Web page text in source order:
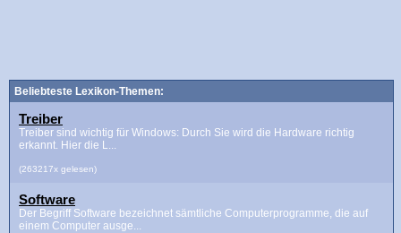
Beliebteste Lexikon-Themen:
Treiber
Treiber sind wichtig für Windows: Durch Sie wird die Hardware richtig
erkannt. Hier die L...
(263217x gelesen)
Software
Der Begriff Software bezeichnet sämtliche Computerprogramme, die auf
einem Computer ausge...